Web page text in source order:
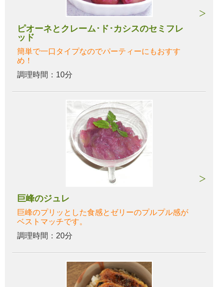
ピオーネとクレーム･ド･カシスのセミフレ
ッド
簡単で一口タイプなのでパーティーにもおすす
め！
調理時間：10分
巨峰のジュレ
巨峰のプリッとした食感とゼリーのプルプル感が
ベストマッチです。
調理時間：20分